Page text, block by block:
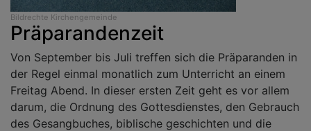
Bildrechte Kirchengemeinde
Präparandenzeit
Von September bis Juli treffen sich die Präparanden in
der Regel einmal monatlich zum Unterricht an einem
Freitag Abend. In dieser ersten Zeit geht es vor allem
darum, die Ordnung des Gottesdienstes, den Gebrauch
des Gesangbuches, biblische geschichten und die